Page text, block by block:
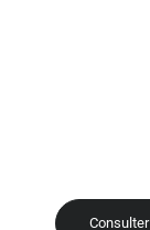
Consulter